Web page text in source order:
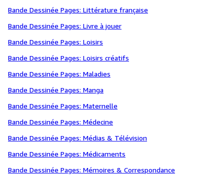
Bande Dessinée Pages: Littérature française
Bande Dessinée Pages: Livre à jouer
Bande Dessinée Pages: Loisirs
Bande Dessinée Pages: Loisirs créatifs
Bande Dessinée Pages: Maladies
Bande Dessinée Pages: Manga
Bande Dessinée Pages: Maternelle
Bande Dessinée Pages: Médecine
Bande Dessinée Pages: Médias & Télévision
Bande Dessinée Pages: Médicaments
Bande Dessinée Pages: Mémoires & Correspondance